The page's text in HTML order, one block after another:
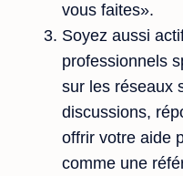
vous faites».
Soyez aussi
professionnels
sur les réseaux
discussions,
offrir votre aide
comme une